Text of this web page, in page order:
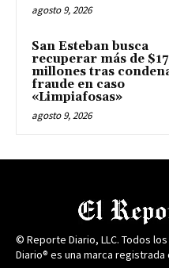
agosto 9, 2026
San Esteban busca
recuperar más de
millones tras
fraude en caso
«Limpiafosas»
agosto 9, 2026
© Reporte Diario, LLC. Todos
Diario® es una marca registrada